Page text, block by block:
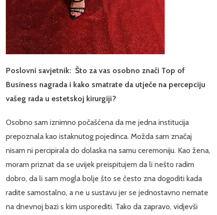
Poslovni savjetnik: Što za vas osobno znači Top of
Business nagrada i kako smatrate da utječe na percepciju
vašeg rada u estetskoj kirurgiji?
Osobno sam iznimno počašćena da me jedna institucija
prepoznala kao istaknutog pojedinca. Možda sam značaj
nisam ni percipirala do dolaska na samu ceremoniju. Kao žena,
moram priznat da se uvijek preispitujem da li nešto radim
dobro, da li sam mogla bolje što se često zna dogoditi kada
radite samostalno, a ne u sustavu jer se jednostavno nemate
na dnevnoj bazi s kim usporediti. Tako da zapravo, vidjevši